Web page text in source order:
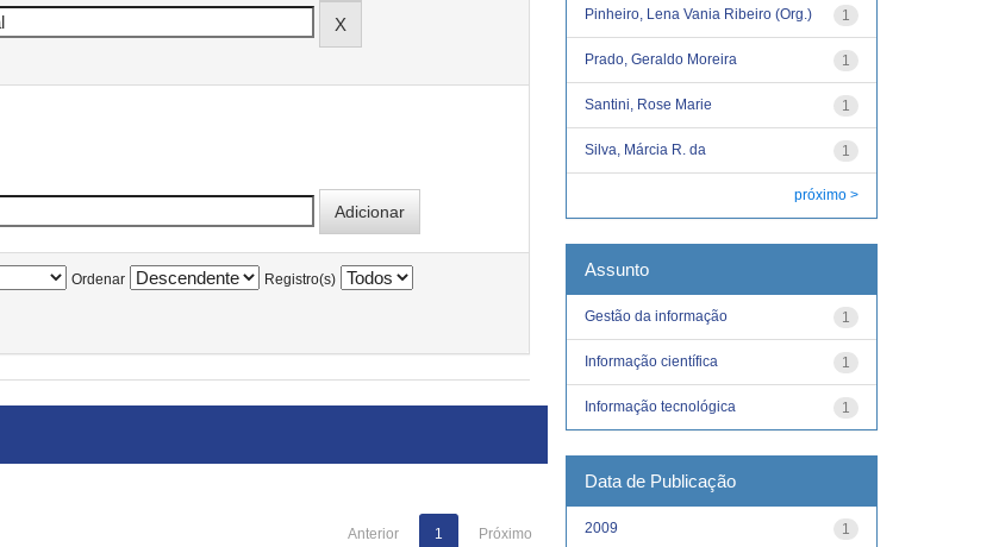
Ordenar Registro(s)
Anterior 1 Próximo
1
Pinheiro, Lena Vania Ribeiro (Org.)
1
Prado, Geraldo Moreira
1
Santini, Rose Marie
1
Silva, Márcia R. da
próximo >
Assunto
1
Gestão da informação
1
Informação científica
1
Informação tecnológica
Data de Publicação
1
2009